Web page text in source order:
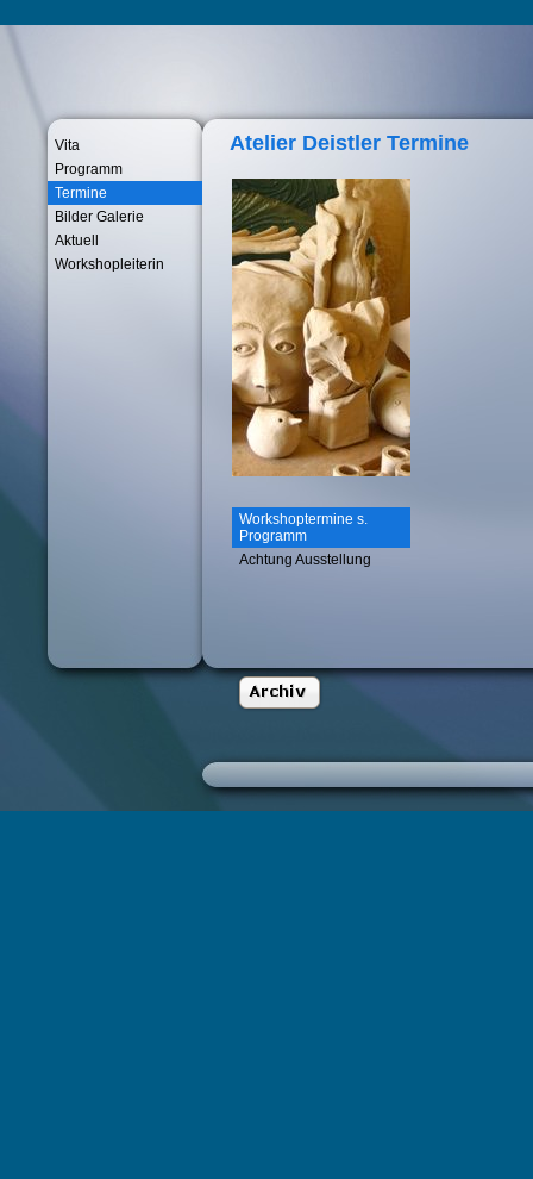
Atelier Deistler Termine
Workshoptermine s.
Programm
Achtung Ausstellung
Vita
Programm
Termine
Bilder Galerie
Aktuell
Workshopleiterin